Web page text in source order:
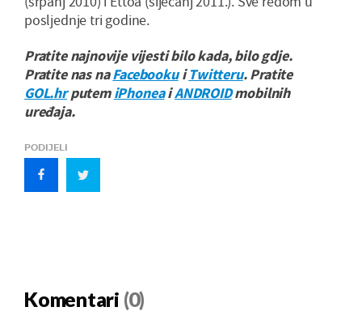
posljednje tri godine.
Pratite najnovije vijesti bilo kada, bilo gdje.
Pratite nas naFacebookuiTwitteru. Pratite
GOL.hrputemiPhoneaiANDROIDmobilnih
uređaja.
PODIJELI
Komentari (0)